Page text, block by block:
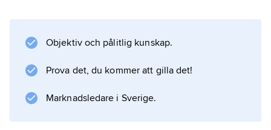
Objektiv och pålitlig kunskap.
Prova det, du kommer att gilla det!
Marknadsledare i Sverige.